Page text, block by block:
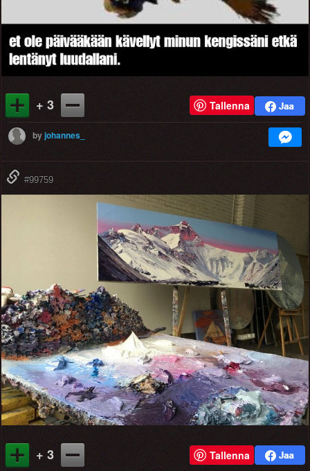
+ 3 Tallenna
byjohannes_
#99759
+ 3 Tallenna